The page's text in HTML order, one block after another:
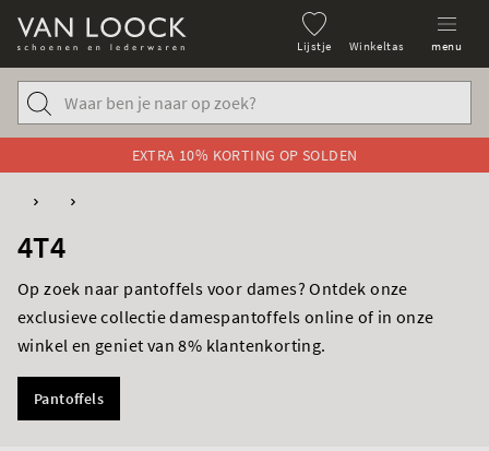
Lijstje Winkeltas menu
EXTRA 10% KORTING OP SOLDEN
4T4
Op zoek naar pantoffels voor dames? Ontdek onze
exclusieve collectie damespantoffels online of in onze
winkel en geniet van 8% klantenkorting.
Pantoffels